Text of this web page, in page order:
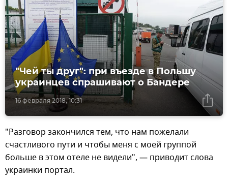
16 февраля 2018, 10:31
"Чей ты друг": при въезде в Польшу
украинцев спрашивают о Бандере
"Разговор закончился тем, что нам пожелали
счастливого пути и чтобы меня с моей группой
больше в этом отеле не видели", — приводит слова
украинки портал.